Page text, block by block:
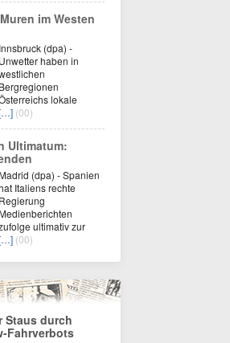
im Westen
Innsbruck (dpa) -
Unwetter haben in
Bergregionen
lokale
(00)
Ultimatum:
(dpa) - Spanien
Italiens rechte
Regierung
ultimativ zur
(00)
Staus durch
Fahrverbots